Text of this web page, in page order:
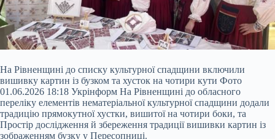
На Рівненщині до списку культурної спадщини включили
вишивку картин із бузком та хусток на чотири кути Фото
01.06.2026 18:18 Укрінформ На Рівненщині до обласного
переліку елементів нематеріальноїкультурної спадщини додали
традицію прямокутної хустки, вишитої на чотири боки, та
Простір дослідження й збереження традиції вишивки картин із
зображенням бузку у Пересопниці.